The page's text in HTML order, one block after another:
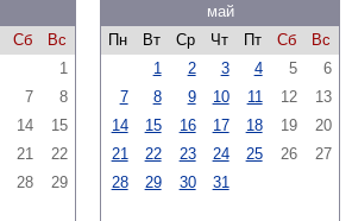
Сб
Вс
1
7
8
14
15
21
22
28
29
май
Пн
Вт Ср Чт Пт Сб
Вс
1
2 3 4 5
6
7
8 9 10 11 12
13
14
15 16 17 18 19
20
21
22 23 24 25 26
27
28
29 30 31